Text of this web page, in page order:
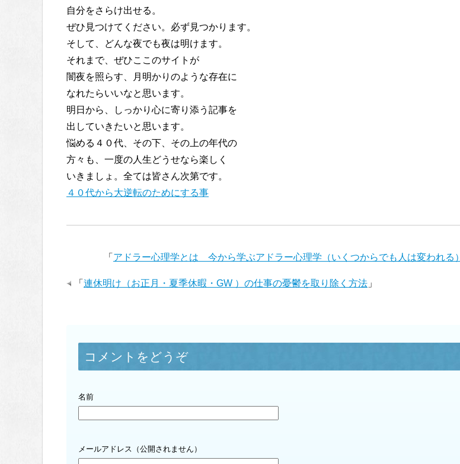
自分をさらけ出せる。
ぜひ見つけてください。必ず見つかります。
そして、どんな夜でも夜は明けます。
それまで、ぜひここのサイトが
闇夜を照らす、月明かりのような存在に
なれたらいいなと思います。
明日から、しっかり心に寄り添う記事を
出していきたいと思います。
悩める４０代、その下、その上の年代の
方々も、一度の人生どうせなら楽しく
いきましょ。全ては皆さん次第です。
４０代から大逆転のためにする事
「 アドラー心理学とは 今から学ぶアドラー心理学（いくつからでも人は変われる）
「 連休明け（お正月・夏季休暇・GW ）の仕事の憂鬱を取り除く方法 」
コメントをどうぞ
名前
メールアドレス（公開されません）